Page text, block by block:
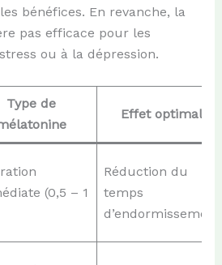
bénéfices. En revanche, la
pas efficace pour les
ou à la dépression.
Type de
Effet optimal
(0,5 – 1
Réduction du
temps
d’endormissement